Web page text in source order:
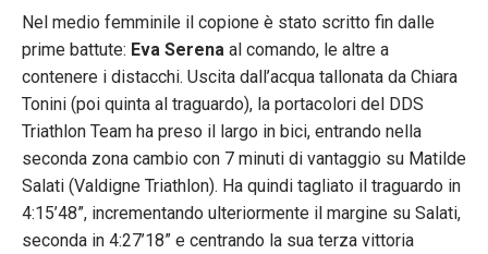
Nel medio femminile il copione è stato scritto fin dalle
prime battute: Eva Serena al comando, le altre a
contenere i distacchi. Uscita dall’acqua tallonata da Chiara
Tonini (poi quinta al traguardo), la portacolori del DDS
Triathlon Team ha preso il largo in bici, entrando nella
seconda zona cambio con 7 minuti di vantaggio su Matilde
Salati (Valdigne Triathlon). Ha quindi tagliato il traguardo in
4:15’48”, incrementando ulteriormente il margine su Salati,
seconda in 4:27’18” e centrando la sua terza vittoria